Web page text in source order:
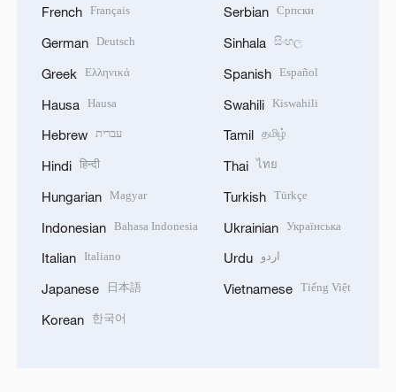
French Français
German Deutsch
Greek Ελληνικά
Hausa Hausa
Hebrew עברית
Hindi हिन्दी
Hungarian Magyar
Indonesian Bahasa Indonesia
Italian Italiano
Japanese 日本語
Korean 한국어
Serbian Српски
Sinhala සිංහල
Spanish Español
Swahili Kiswahili
Tamil தமிழ்
Thai ไทย
Turkish Türkçe
Ukrainian Українська
Urdu اردو
Vietnamese Tiếng Việt